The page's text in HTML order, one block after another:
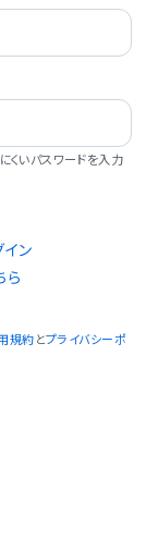
いパスワードを入力
イン
ら
規約 とプライバシーポ